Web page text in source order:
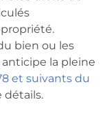
bien ou les
la pleine
et suivants du
détails.